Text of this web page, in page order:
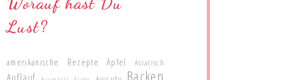
Lust?
amerikanische Rezepte Äpfel Asiatisch